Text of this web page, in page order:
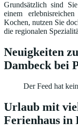
Grundsätzlich sind
einem
Kochen, nutzen Sie
die regionalen
Neuigkeiten
Dambeck bei
Der Feed hat
Urlaub mit
Ferienhaus in